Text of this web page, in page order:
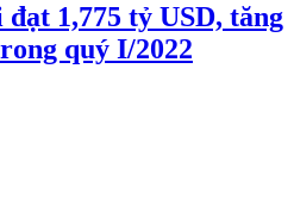
1,775 tỷ USD, tăng
quý I/2022